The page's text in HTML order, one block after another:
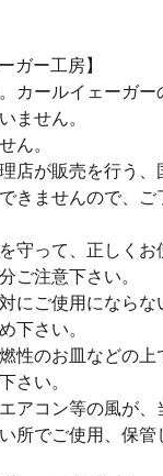
ガー工房】
カールイェーガ
ません。
ん。
が販売を行う、
きませんので、ご
守って、正しくお
ご注意下さい。
にご使用にならな
下さい。
性のお皿などの上
さい。
アコン等の風が、
所でご使用、保管